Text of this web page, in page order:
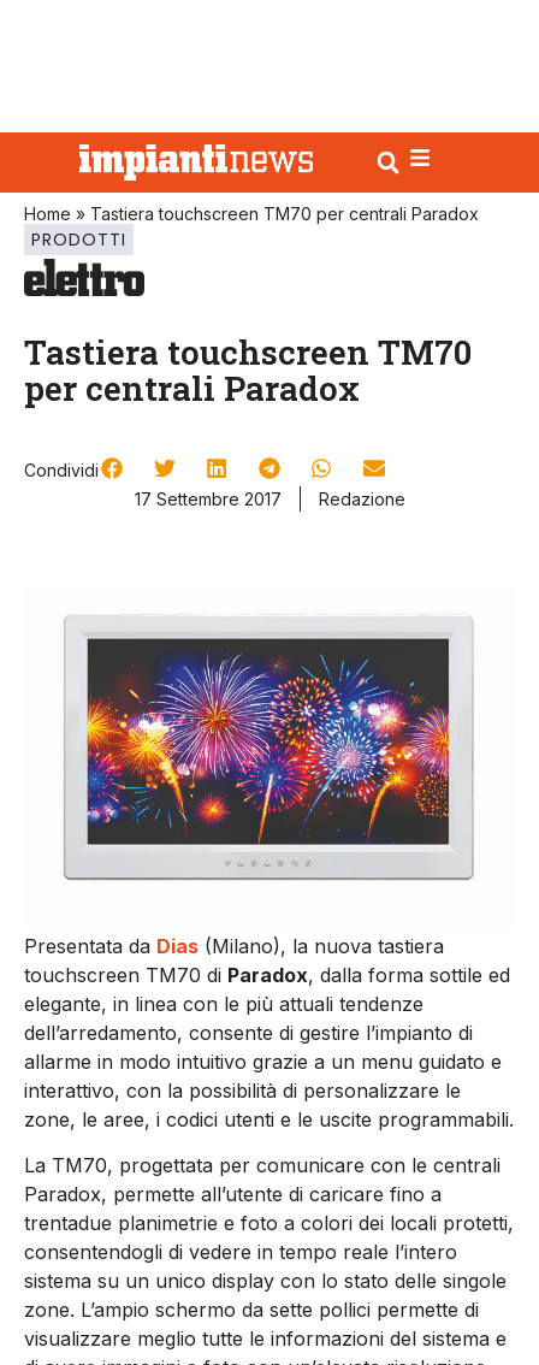
Home » Tastiera touchscreen TM70 per centrali Paradox
PRODOTTI
Tastiera touchscreen TM70
per centrali Paradox
Condividi
17 Settembre 2017
Redazione
Presentata da Dias (Milano), la nuova tastiera
touchscreen TM70 di Paradox, dalla forma sottile ed
elegante, in linea con le più attuali tendenze
dell’arredamento, consente di gestire l’impianto di
allarme in modo intuitivo grazie a un menu guidato e
interattivo, con la possibilità di personalizzare le
zone, le aree, i codici utenti e le uscite programmabili.
La TM70, progettata per comunicare con le centrali
Paradox, permette all’utente di caricare fino a
trentadue planimetrie e foto a colori dei locali protetti,
consentendogli di vedere in tempo reale l’intero
sistema su un unico display con lo stato delle singole
zone. L’ampio schermo da sette pollici permette di
visualizzare meglio tutte le informazioni del sistema e